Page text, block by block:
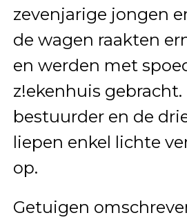
zevenjarige jongen
de wagen raakten
en werden met
z!ekenhuis gebracht.
bestuurder en de
liepen enkel lichte
op.
Getuigen